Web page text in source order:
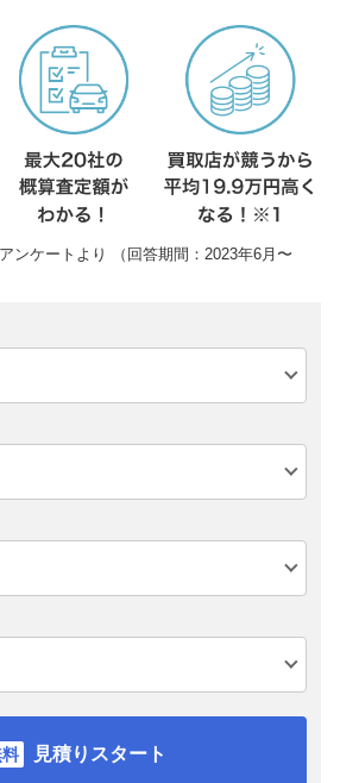
ンケートより （回答期間：2023年6月〜
見積りスタート